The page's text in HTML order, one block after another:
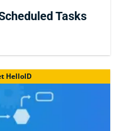
Tasks
HelloID